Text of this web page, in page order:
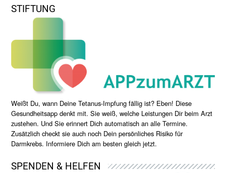
STIFTUNG
Weißt Du, wann Deine Tetanus-Impfung fällig ist? Eben! Diese
Gesundheitsapp denkt mit. Sie weiß, welche Leistungen Dir beim Arzt
zustehen. Und Sie erinnert Dich automatisch an alle Termine.
Zusätzlich checkt sie auch noch Dein persönliches Risiko für
Darmkrebs. Informiere Dich am besten gleich jetzt.
SPENDEN & HELFEN